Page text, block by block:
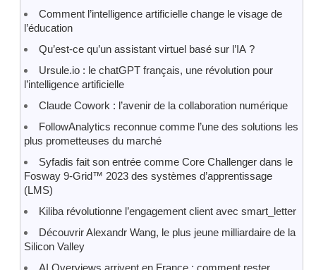
Comment l’intelligence artificielle change le visage de
l’éducation
Qu’est-ce qu’un assistant virtuel basé sur l’IA ?
Ursule.io : le chatGPT français, une révolution pour
l’intelligence artificielle
Claude Cowork : l’avenir de la collaboration numérique
FollowAnalytics reconnue comme l’une des solutions les
plus prometteuses du marché
Syfadis fait son entrée comme Core Challenger dans le
Fosway 9-Grid™ 2023 des systèmes d’apprentissage
(LMS)
Kiliba révolutionne l’engagement client avec smart_letter
Découvrir Alexandr Wang, le plus jeune milliardaire de la
Silicon Valley
AI Overviews arrivent en France : comment rester